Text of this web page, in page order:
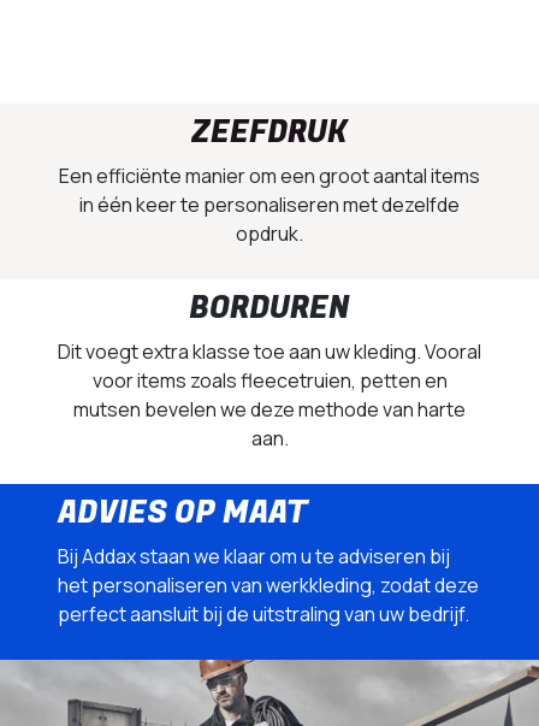
ZEEFDRUK
Een efficiënte manier om een groot aantal items
in één keer te personaliseren met dezelfde
opdruk.
BORDUREN
Dit voegt extra klasse toe aan uw kleding. Vooral
voor items zoals fleecetruien, petten en
mutsen bevelen we deze methode van harte
aan.
ADVIES OP MAAT
Bij Addax staan we klaar om u te adviseren bij
het personaliseren van werkkleding, zodat deze
perfect aansluit bij de uitstraling van uw bedrijf.